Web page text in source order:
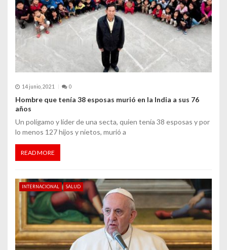
e
n
r
a
d
a
s
14 junio, 2021 0
Hombre que tenía 38 esposas murió en la India a sus 76
años
Un polígamo y líder de una secta, quien tenía 38 esposas y por
lo menos 127 hijos y nietos, murió a
READ MORE
INTERNACIONAL SALUD